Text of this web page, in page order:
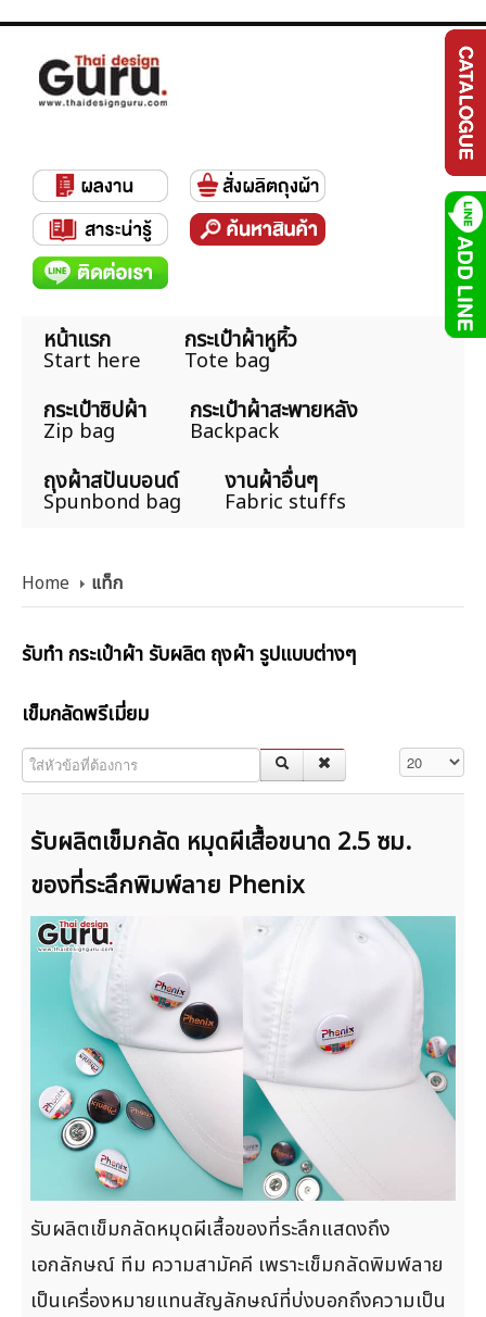
หน้าแรก
Start here
กระเป๋าผ้าหูหิ้ว
Tote bag
กระเป๋าซิปผ้า
Zip bag
กระเป๋าผ้าสะพายหลัง
Backpack
ถุงผ้าสปันบอนด์
Spunbond bag
งานผ้าอื่นๆ
Fabric stuffs
Home แท็ก
รับทำ กระเป๋าผ้า รับผลิต ถุงผ้า รูปแบบต่างๆ
เข็มกลัดพรีเมี่ยม
ใส่หัวข้อที่ต้องการ แสดง #
รับผลิตเข็มกลัด หมุดผีเสื้อขนาด 2.5 ซม.
ของที่ระลึกพิมพ์ลาย Phenix
รับผลิตเข็มกลัดหมุดผีเสื้อของที่ระลึกแสดงถึง
เอกลักษณ์ ทีม ความสามัคคี เพราะเข็มกลัดพิมพ์ลาย
เป็นเครื่องหมายแทนสัญลักษณ์ที่บ่งบอกถึงความเป็น